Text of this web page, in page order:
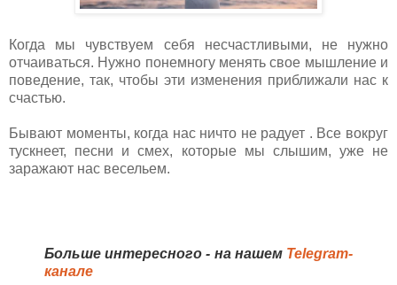
Когда мы чувствуем себя несчастливыми, не нужно
отчаиваться. Нужно понемногу менять свое мышление и
поведение, так, чтобы эти изменения приближали нас к
счастью.
Бывают моменты, когда нас ничто не радует . Все вокруг
тускнеет, песни и смех, которые мы слышим, уже не
заражают нас весельем.
Больше интересного - на нашем Telegram-
канале